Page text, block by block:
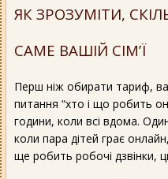
ЯК ЗРОЗУМІТИ,
САМЕ ВАШІЙ СІМ’Ї
Перш ніж обирати тариф,
питання “хто і що робить
години, коли всі вдома.
коли пара дітей грає
ще робить робочі дзвінки,